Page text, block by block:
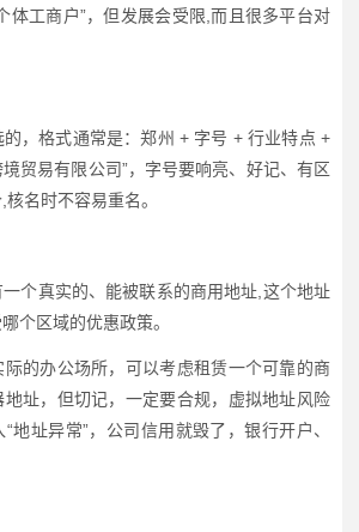
体工商户”，但发展会受限,而且很多平台对
，格式通常是：郑州 + 字号 + 行业特点 +
贸易有限公司”，字号要响亮、好记、有区
名时不容易重名。
个真实的、能被联系的商用地址,这个地址
个区域的优惠政策。
的办公场所，可以考虑租赁一个可靠的商
址，但切记，一定要合规，虚拟地址风险
地址异常”，公司信用就毁了，银行开户、